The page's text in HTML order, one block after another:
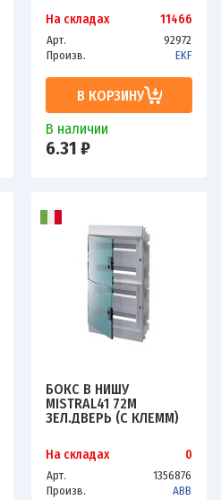
На складах 11466
Арт.
92972
Произв.
EKF
В КОРЗИНУ
В наличии
6.31 ₽
БОКС В НИШУ
MISTRAL41 72М
ЗЕЛ.ДВЕРЬ (С КЛЕММ)
На складах 0
Арт.
1356876
Произв.
ABB